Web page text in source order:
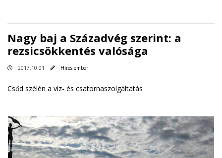
Nagy baj a Századvég szerint: a
rezsicsökkentés valósága
2017.10.01 Híres ember
Csőd szélén a víz- és csatornaszolgáltatás